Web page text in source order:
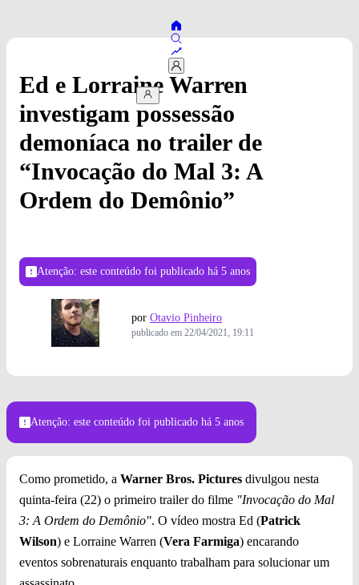
Ed e Lorraine Warren
investigam possessão
demoníaca no trailer de
“Invocação do Mal 3: A
Ordem do Demônio”
Atenção: este conteúdo foi publicado há 5 anos
por Otavio Pinheiro
publicado em 22/04/2021, 19:11
Atenção: este conteúdo foi publicado há 5 anos
Como prometido, a Warner Bros. Pictures divulgou nesta
quinta-feira (22) o primeiro trailer do filme "Invocação do Mal
3: A Ordem do Demônio". O vídeo mostra Ed (Patrick
Wilson) e Lorraine Warren (Vera Farmiga) encarando
eventos sobrenaturais enquanto trabalham para solucionar um